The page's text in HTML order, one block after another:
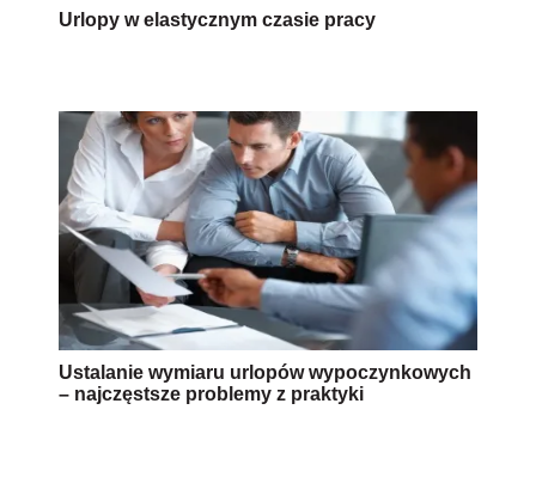
Urlopy w elastycznym czasie pracy
Ustalanie wymiaru urlopów wypoczynkowych
– najczęstsze problemy z praktyki